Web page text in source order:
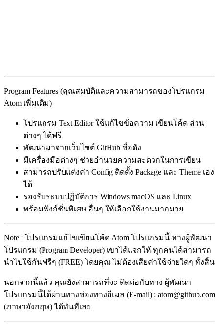
Program Features (คุณสมบัติและความสามารถของโปรแกรม
Atom เพิ่มเติม)
โปรแกรม Text Editor ใช้แก้ไขข้อความ เขียนโค้ด ส่วน
ต่างๆ ได้ฟรี
พัฒนามาจากเว็บไซต์ GitHub ชื่อดัง
มีเครื่องมือต่างๆ ช่วยอำนวยความสะดวกในการเขียน
สามารถปรับแต่งค่า Config ติดตั้ง Package และ Theme เอง
ได้
รองรับระบบปฏิบัติการ Windows macOS และ Linux
พร้อมฟังก์ชั่นพิเศษ อื่นๆ ให้เลือกใช้งานมากมาย
Note : โปรแกรมแก้ไขเขียนโค้ด Atom โปรแกรมนี้ ทางผู้พัฒนา
โปรแกรม (Program Developer) เขาได้แจกให้ ทุกคนได้สามารถ
นำไปใช้กันฟรีๆ (FREE) โดยคุณ ไม่ต้องเสียค่าใช้จ่ายใดๆ ทั้งสิ้น
นอกจากนี้แล้ว คุณยังสามารถที่จะ ติดต่อกับทาง ผู้พัฒนา
โปรแกรมนี้ได้ผ่านทางช่องทางอีเมล (E-mail) : atom@github.com
(ภาษาอังกฤษ) ได้ทันทีเลย